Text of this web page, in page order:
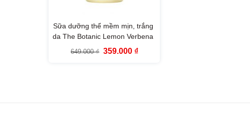
Sữa dưỡng thể mềm mịn, trắng
da The Botanic Lemon Verbena
Body Lotion 350ml The Face
649.000₫ Giá
359.000 ₫Giá